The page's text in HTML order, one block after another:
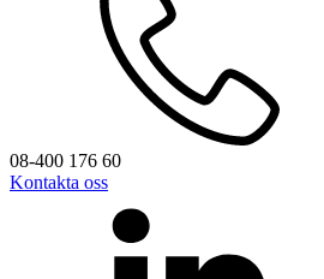
08-400 176 60
Kontakta oss